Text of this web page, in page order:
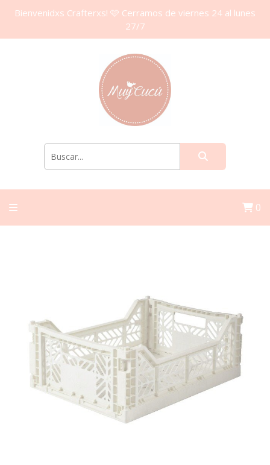
Bienvenidxs Crafterxs! 🩷 Cerramos de viernes 24 al lunes
27/7
0